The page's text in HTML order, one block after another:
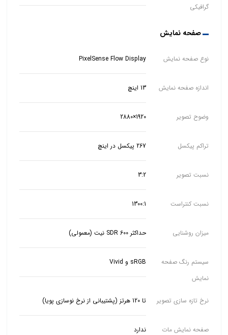
گرافیکی
صفحه نمایش
نوع صفحه نمایش PixelSense Flow Display
اندازه صفحه نمایش 13 اینچ
وضوح تصویر 1920×2880
تراکم پیکسل 267 پیکسل در اینچ
نسبت تصویر 3:2
نسبت کنتراست 1300:1
میزان روشنایی حداکثر SDR 600 نیت (معمولی)
سیستم رنگ صفحه
نمایش
sRGB و Vivid
نرخ تازه سازی تصویر تا 120 هرتز (پشتیبانی از نرخ نوسازی پویا)
صفحه نمایش مات ندارد